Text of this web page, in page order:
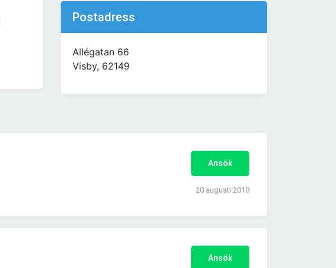
Postadress
Allégatan 66
Visby, 62149
Ansök
20 augusti 2010
Ansök